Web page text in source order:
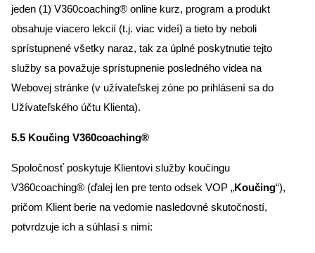
jeden (1) V360coaching® online kurz, program a produkt
obsahuje viacero lekcií (t.j. viac videí) a tieto by neboli
sprístupnené všetky naraz, tak za úplné poskytnutie tejto
služby sa považuje sprístupnenie posledného videa na
Webovej stránke (v užívateľskej zóne po prihlásení sa do
Užívateľského účtu Klienta).
5.5 Koučing V360coaching®
Spoločnosť poskytuje Klientovi služby koučingu
V360coaching® (ďalej len pre tento odsek VOP „Koučing“),
pričom Klient berie na vedomie nasledovné skutočností,
potvrdzuje ich a súhlasí s nimi: